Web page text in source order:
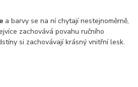
a barvy se na ní chytají nestejnoměrně,
zachovává povahu ručního
si zachovávají krásný vnitřní lesk.